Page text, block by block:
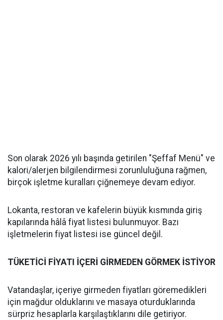
Son olarak 2026 yılı başında getirilen "Şeffaf Menü" ve
kalori/alerjen bilgilendirmesi zorunluluğuna rağmen,
birçok işletme kuralları çiğnemeye devam ediyor.
Lokanta, restoran ve kafelerin büyük kısmında giriş
kapılarında hâlâ fiyat listesi bulunmuyor. Bazı
işletmelerin fiyat listesi ise güncel değil.
TÜKETİCİ FİYATI İÇERİ GİRMEDEN GÖRMEK İSTİYOR
Vatandaşlar, içeriye girmeden fiyatları göremedikleri
için mağdur olduklarını ve masaya oturduklarında
sürpriz hesaplarla karşılaştıklarını dile getiriyor.